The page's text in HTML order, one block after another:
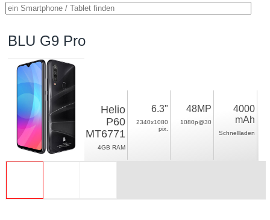
BLU G9 Pro
Helio
P60
MT6771
4GB RAM
6.3"
2340x1080
pix.
48MP
1080p@30
4000
mAh
Schnellladen